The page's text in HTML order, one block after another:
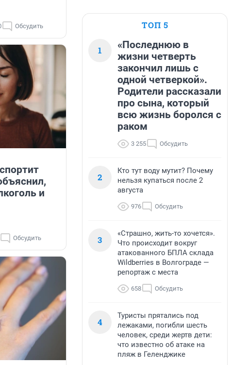
Обсудить
и
Обсудить
ТОП 5
1
«Последнюю в
жизни четверть
закончил лишь с
одной четверкой».
Родители рассказали
про сына, который
всю жизнь боролся с
раком
3 255 Обсудить
2
Кто тут воду мутит? Почему
нельзя купаться после 2
августа
976 Обсудить
3
«Страшно, жить-то хочется».
Что происходит вокруг
атакованного БПЛА склада
Wildberries в Волгограде —
репортаж с места
658 Обсудить
4
Туристы прятались под
лежаками, погибли шесть
человек, среди жертв дети:
что известно об атаке на
пляж в Геленджике